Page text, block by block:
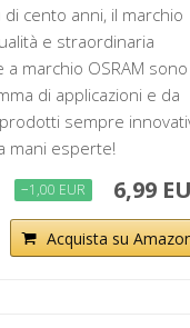
di cento anni, il marchio
e straordinaria
marchio OSRAM sono
di applicazioni e da
sempre
mani esperte!
−1,00 EUR 6,99
Acquista su